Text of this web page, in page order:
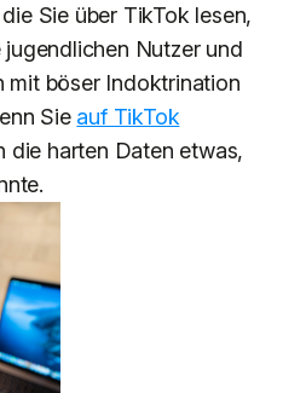
Sie über TikTok lesen,
Nutzer und
mit böser Indoktrination
Sie auf TikTok
die harten Daten etwas,